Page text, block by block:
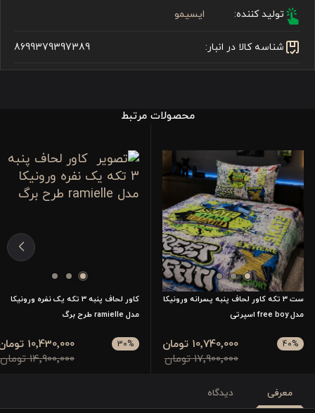
تولید کننده: ایسیمو
شناسه کالا در انبار: 8699379397389
محصولات مرتبط
ست 3 تکه کاور لحاف پنبه پسرانه ورونیکا
مدل free boy اسپرتی
40%
17٬900٬000 تومان
10٬740٬000 تومان
کاور لحاف پنبه 3 تکه یک نفره ورونیکا
مدل ramielle طرح برگ
30%
14٬900٬000 تومان
10٬430٬000 تومان
معرفی دیدگاه